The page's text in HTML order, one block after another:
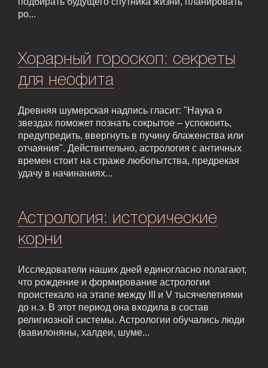
ро...
Хорарный гороскоп: секреты
для неофита
Древняя шумерская надпись гласит: "Наука о
звездах поможет познать сокрытое – успокоить,
предупредить, ввергнуть в пучину блаженства или
отчаяния". Действительно, астрология с античных
времен стоит на страже любопытства, предрекая
удачу в начинаниях...
Астрология: исторические
корни
Исследователи наших дней единогласно полагают,
что рождение и формирование астрологии
проистекало на этапе между III и V тысячелетиями
до н.э. В этот период она входила в состав
религиозной системы. Астрологии обучались люди
(вавилоняны, халдеи, шуме...